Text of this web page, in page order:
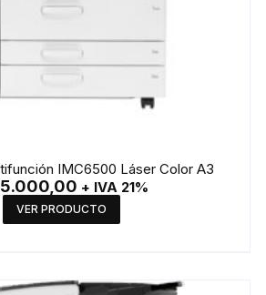
IMC6500 Láser Color A3
+ IVA 21%
VER PRODUCTO